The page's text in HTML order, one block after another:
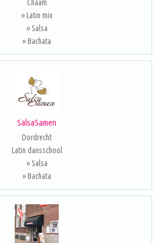
Chaam
» Latin mix
» Salsa
» Bachata
SalsaSamen
Dordrecht
Latin dansschool
» Salsa
» Bachata